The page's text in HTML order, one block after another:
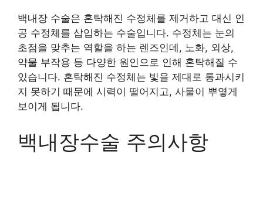
백내장 수술은 혼탁해진 수정체를 제거하고 대신 인
공 수정체를 삽입하는 수술입니다. 수정체는 눈의
초점을 맞추는 역할을 하는 렌즈인데, 노화, 외상,
약물 부작용 등 다양한 원인으로 인해 혼탁해질 수
있습니다. 혼탁해진 수정체는 빛을 제대로 통과시키
지 못하기 때문에 시력이 떨어지고, 사물이 뿌옇게
보이게 됩니다.
백내장수술 주의사항